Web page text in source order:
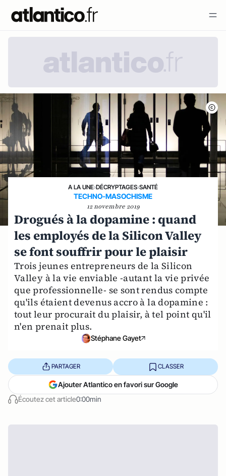
A LA UNE›DÉCRYPTAGES›SANTÉ
TECHNO-MASOCHISME
12 novembre 2019
Drogués à la dopamine : quand
les employés de la Silicon Valley
se font souffrir pour le plaisir
Trois jeunes entrepreneurs de la Silicon
Valley à la vie enviable -autant la vie privée
que professionnelle- se sont rendus compte
qu'ils étaient devenus accro à la dopamine :
tout leur procurait du plaisir, à tel point qu'il
n'en prenait plus.
Stéphane Gayet
Écoutez cet article0:00min
PARTAGER CLASSER
Ajouter Atlantico en favori sur Google